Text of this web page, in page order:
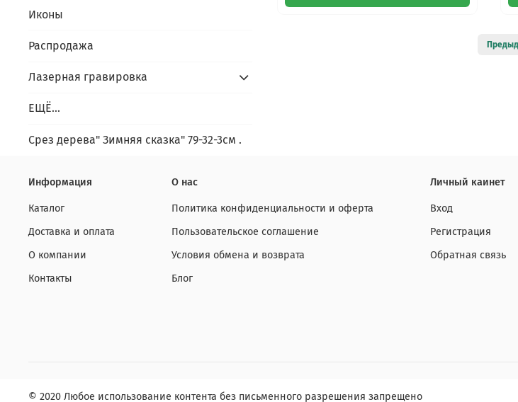
Иконы
Распродажа
Лазерная гравировка
ЕЩЁ...
Срез дерева" Зимняя сказка" 79-32-3см .
Информация
Каталог
Доставка и оплата
О компании
Контакты
О нас
Политика конфиденциальности и оферта
Пользовательское соглашение
Условия обмена и возврата
Блог
Личный каинет
Вход
Регистрация
Обратная связь
© 2020 Любое использование контента без письменного разрешения запрещено